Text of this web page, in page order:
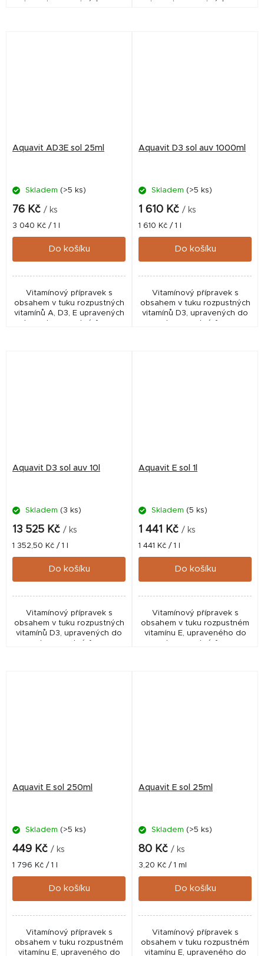
do vodorozpustné formy. do vodorozpustné formy.
Aquavit AD3E sol 25ml
Skladem (>5 ks)
76 Kč / ks
Měrná
cena:
3 040 Kč / 1 l
Do košíku
Vitamínový přípravek s
obsahem v tuku rozpustných
vitamínů A, D3, E upravených
Aquavit D3 sol auv 1000ml
Skladem (>5 ks)
1 610 Kč / ks
Měrná
cena:
1 610 Kč / 1 l
Do košíku
Vitamínový přípravek s
obsahem v tuku rozpustných
vitamínů D3, upravených do
Aquavit D3 sol auv 10l
Skladem (3 ks)
13 525 Kč / ks
Měrná
cena:
1 352,50 Kč / 1 l
Do košíku
Vitamínový přípravek s
obsahem v tuku rozpustných
vitamínů D3, upravených do
vodorozpustné formy.
Aquavit E sol 1l
Skladem (5 ks)
1 441 Kč / ks
Měrná
cena:
1 441 Kč / 1 l
Do košíku
Vitamínový přípravek s
obsahem v tuku rozpustném
vitamínu E, upraveného do
vodorozpustné formy.
Aquavit E sol 250ml
Skladem (>5 ks)
449 Kč / ks
Měrná
cena:
1 796 Kč / 1 l
Do košíku
Vitamínový přípravek s
obsahem v tuku rozpustném
vitamínu E, upraveného do
Aquavit E sol 25ml
Skladem (>5 ks)
80 Kč / ks
Měrná
cena:
3,20 Kč / 1 ml
Do košíku
Vitamínový přípravek s
obsahem v tuku rozpustném
vitamínu E, upraveného do